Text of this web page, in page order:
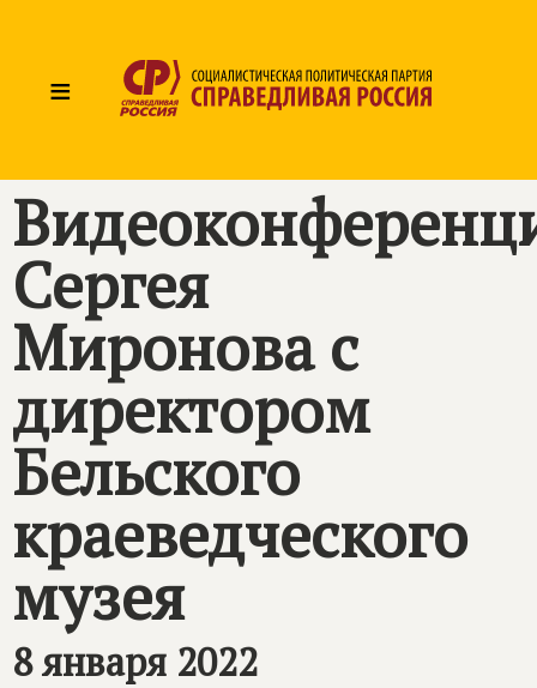
≡
Сергея
Миронова с
директором
Бельского
краеведческого
музея
8 января 2022